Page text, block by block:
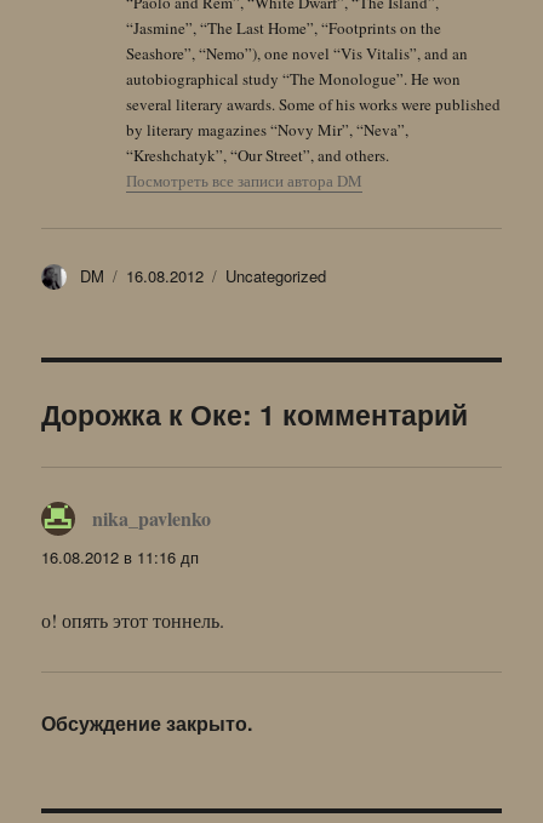
“Jasmine”, “The Last Home”, “Footprints on the
Seashore”, “Nemo”), one novel “Vis Vitalis”, and an
autobiographical study “The Monologue”. He won
several literary awards. Some of his works were published
by literary magazines “Novy Mir”, “Neva”,
“Kreshchatyk”, “Our Street”, and others.
Посмотреть все записи автора DM
Автор
DM Опубликовано
16.08.2012 Рубрики
Uncategorized
Дорожка к Оке: 1 комментарий
nika_pavlenko
16.08.2012 в 11:16 дп
о! опять этот тоннель.
Обсуждение закрыто.